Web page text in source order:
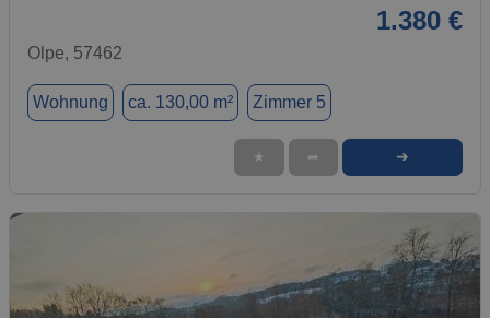
1.380 €
Olpe, 57462
Wohnung ca. 130,00 m² Zimmer 5
★ ➦ ➜